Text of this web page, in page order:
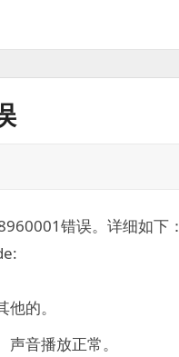
错误。详细如下：
的。
音播放正常。